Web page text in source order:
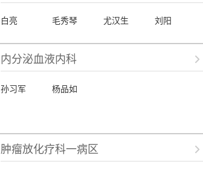
白亮 毛秀琴 尤汉生 刘阳
内分泌血液内科
孙习军 杨品如
肿瘤放化疗科一病区